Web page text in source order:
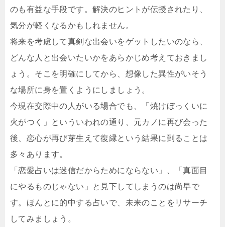
のも有益な手段です。解決のヒントが伝授されたり、
気分が軽くなるかもしれません。
将来を考慮して真剣な出会いをゲットしたいのなら、
どんな人と出会いたいかをあらかじめ考えておきまし
ょう。そこを明確にしてから、想像した異性がいそう
な場所に身を置くようにしましょう。
今現在交際中の人がいる場合でも、「焼けぼっくいに
火がつく」といういわれの通り、元カノに再び会った
後、恋心が再び芽生えて復縁という結果に到ることは
多々あります。
「恋愛占いは迷信だからためにならない」、「真面目
にやるものじゃない」と見下してしまうのは尚早で
す。ほんとに的中する占いで、未来のことをリサーチ
してみましょう。